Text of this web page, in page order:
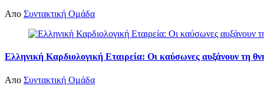
Απο Συντακτική Ομάδα
Ελληνική Καρδιολογική Εταιρεία: Οι καύσωνες αυξάνουν τη
Απο Συντακτική Ομάδα